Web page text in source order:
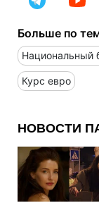
Больше по
Национальный
Курс евро